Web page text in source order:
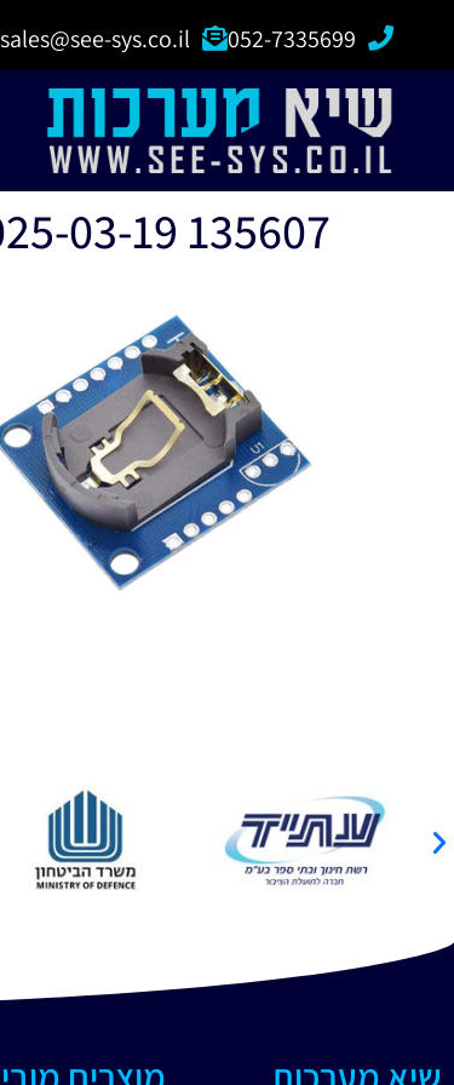
052-7335699
sales@see-sys.co.il
03-19 135607